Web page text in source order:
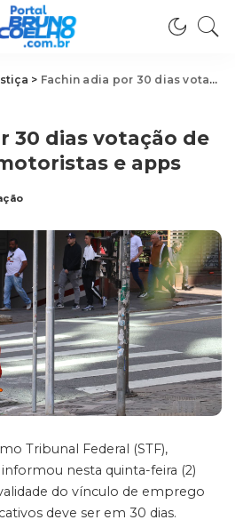
> Fachin adia por 30 dias votação de vínculo entre motoristas e apps
30 dias votação de
e apps
Tribunal Federal (STF),
nesta quinta-feira (2)
do vínculo de emprego
deve ser em 30 dias.